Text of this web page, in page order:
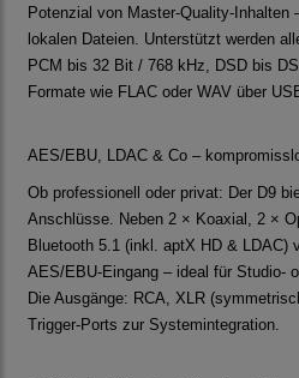
Potenzial von Master-Quality-Inhalten
lokalen Dateien. Unterstützt werden
PCM bis 32 Bit / 768 kHz, DSD bis
Formate wie FLAC oder WAV über
AES/EBU, LDAC & Co –
Ob professionell oder privat: Der D9
Anschlüsse. Neben 2 × Koaxial, 2 ×
Bluetooth 5.1 (inkl. aptX HD & LDAC)
AES/EBU-Eingang – ideal für Studio-
Die Ausgänge: RCA, XLR
Trigger-Ports zur Systemintegration.